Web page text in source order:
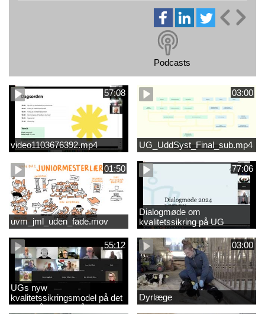
Podcasts
57:08
video1103676392.mp4
03:00
UG_UddSyst_Final_sub.mp4
01:50
uvm_jml_uden_fade.mov
77:06
Dialogmøde om
kvalitetssikring på UG
55:12
UGs nyw
kvalitetssikringsmodel på det
videregående område
03:00
Dyrlæge